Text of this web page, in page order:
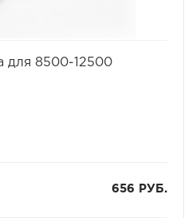
для 8500-12500
656 РУБ.